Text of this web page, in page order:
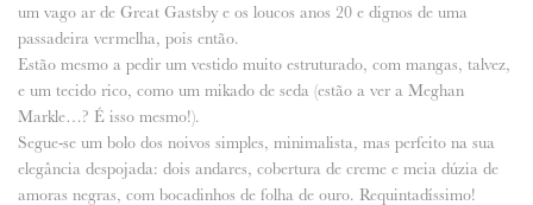
um vago ar de Great Gastsby e os loucos anos 20 e dignos de uma
passadeira vermelha, pois então.
Estão mesmo a pedir um vestido muito estruturado, com mangas, talvez,
e um tecido rico, como um mikado de seda (estão a ver a Meghan
Markle…? É isso mesmo!).
Segue-se um bolo dos noivos simples, minimalista, mas perfeito na sua
elegância despojada: dois andares, cobertura de creme e meia dúzia de
amoras negras, com bocadinhos de folha de ouro. Requintadíssimo!